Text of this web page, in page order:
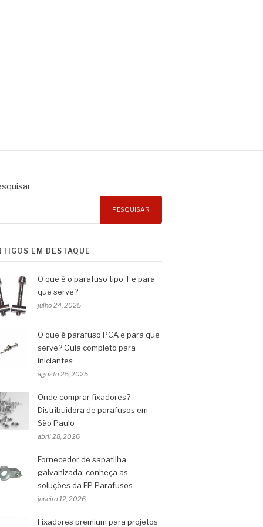
PESQUISAR
EM DESTAQUE
O que é o parafuso tipo T e para
que serve?
julho 24, 2025
O que é parafuso PCA e para que
serve? Guia completo para
iniciantes
agosto 25, 2025
Onde comprar fixadores?
Distribuidora de parafusos em
São Paulo
abril 28, 2026
Fornecedor de sapatilha
galvanizada: conheça as
soluções da FP Parafusos
janeiro 12, 2026
Fixadores premium para projetos